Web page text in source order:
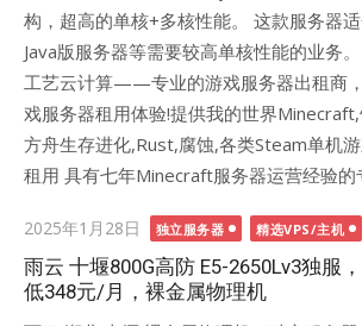
构，超高的单核+多核性能。 这款服务器
Java版服务器等需要较高单核性能的业务
工艺云计算——专业的游戏服务器出租商
戏服务器租用体验!提供我的世界
方舟生存进化,Rust,腐蚀,各类Steam单机
租用 具有七年Minecraft服务器运营经验的
Posted
on
2025年1月28日 独立服务器 精选VPS/主机
雨云 十堰800G高防 E5-2650Lv3独服
低348元/月，裸金属物理机